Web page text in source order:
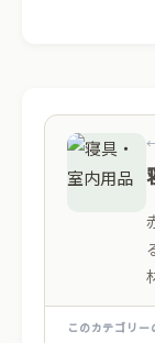
このカテゴリー